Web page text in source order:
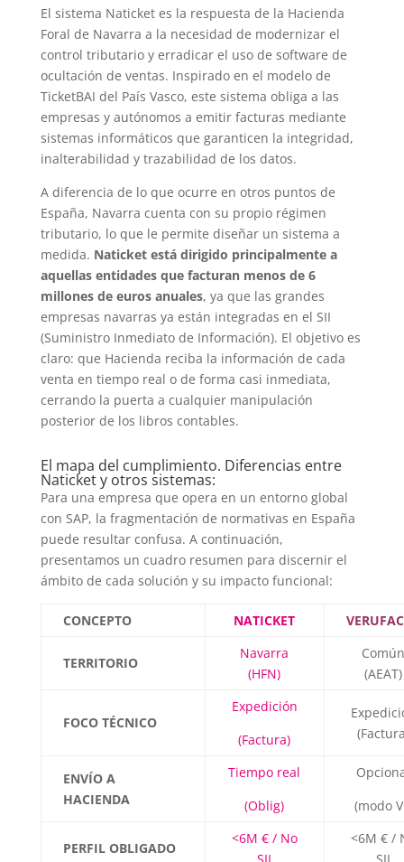
El sistema Naticket es la respuesta de la Hacienda
Foral de Navarra a la necesidad de modernizar el
control tributario y erradicar el uso de software de
ocultación de ventas. Inspirado en el modelo de
TicketBAI del País Vasco, este sistema obliga a las
empresas y autónomos a emitir facturas mediante
sistemas informáticos que garanticen la integridad,
inalterabilidad y trazabilidad de los datos.
A diferencia de lo que ocurre en otros puntos de
España, Navarra cuenta con su propio régimen
tributario, lo que le permite diseñar un sistema a
medida. Naticket está dirigido principalmente a
aquellas entidades que facturan menos de 6
millones de euros anuales, ya que las grandes
empresas navarras ya están integradas en el SII
(Suministro Inmediato de Información). El objetivo es
claro: que Hacienda reciba la información de cada
venta en tiempo real o de forma casi inmediata,
cerrando la puerta a cualquier manipulación
posterior de los libros contables.
El mapa del cumplimiento. Diferencias entre
Naticket y otros sistemas:
Para una empresa que opera en un entorno global
con SAP, la fragmentación de normativas en España
puede resultar confusa. A continuación,
presentamos un cuadro resumen para discernir el
ámbito de cada solución y su impacto funcional:
CONCEPTO NATICKET
TERRITORIO
Navarra
(HFN)
(AEAT)
FOCO TÉCNICO
Expedición
(Factura)
ENVÍO A
HACIENDA
Tiempo real
(Oblig)
(modo
PERFIL OBLIGADO
<6M € / No
SII
<6M € /
SII